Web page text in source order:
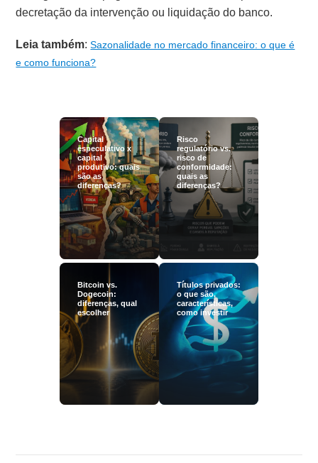
decretação da intervenção ou liquidação do banco.
Leia também:Sazonalidade no mercado financeiro: o que é
e como funciona?
Capital
especulativo x
capital
produtivo: quais
são as
diferenças?
Risco
regulatório vs.
risco de
conformidade:
quais as
diferenças?
Bitcoin vs.
Dogecoin:
diferenças, qual
escolher
Títulos privados:
o que são,
características,
como investir